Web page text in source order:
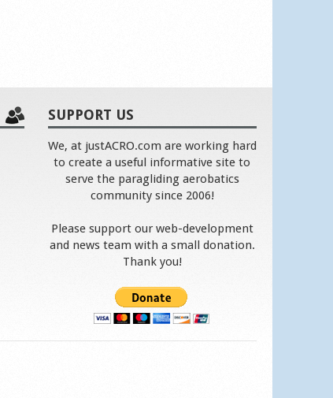
SUPPORT US
We, at justACRO.com are working hard
to create a useful informative site to
serve the paragliding aerobatics
community since 2006!
Please support our web-development
and news team with a small donation.
Thank you!